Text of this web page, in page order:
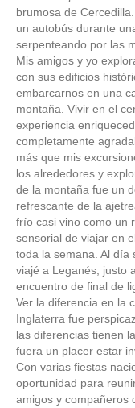
brumosa de
un autobús durante
serpenteando por las
Mis amigos y yo
con sus edificios
embarcarnos en una
montaña. Vivir en el
experiencia
completamente
más que mis
los alrededores y
de la montaña fue un
refrescante de la
frío casi vino como un
sensorial de viajar en
toda la semana. Al día
viajé a Leganés, justo
encuentro de final de
Ver la diferencia en la
Inglaterra fue
las diferencias tienen
fuera un placer estar
Con varias fiestas
oportunidad para
amigos y compañeros